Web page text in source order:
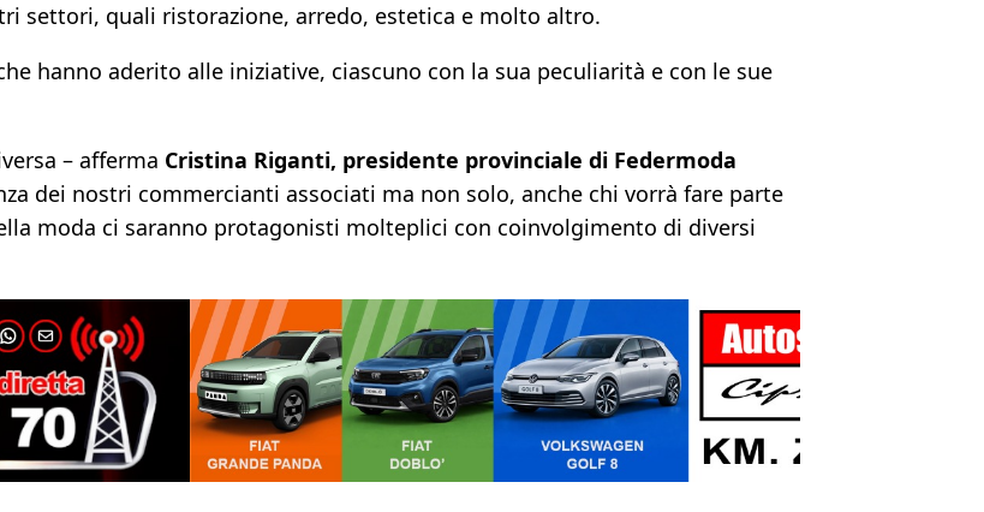
settori, quali ristorazione, arredo, estetica e molto altro.
hanno aderito alle iniziative, ciascuno con la sua peculiarità e con le sue
– afferma Cristina Riganti, presidente provinciale di Federmoda
dei nostri commercianti associati ma non solo, anche chi vorrà fare parte
moda ci saranno protagonisti molteplici con coinvolgimento di diversi